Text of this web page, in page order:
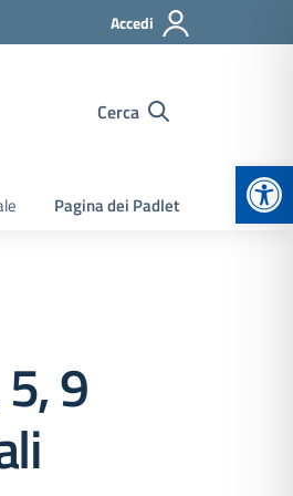
Accedi
Cerca
Pagina dei Padlet
9